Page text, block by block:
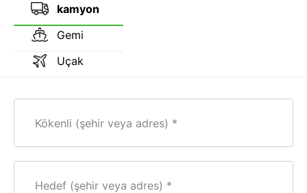
kamyon
Gemi
Uçak
Kökenli (şehir veya adres)
Hedef (şehir veya adres)